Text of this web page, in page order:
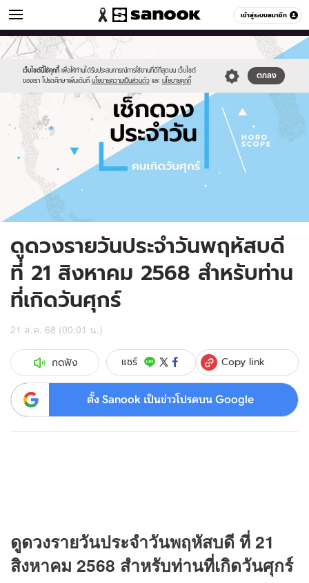
เข้าสู่ระบบสมาชิก
ดูดวง หมวดอื่นๆ
เว็บไซต์นี้ใช้คุกกี้ เพื่อให้ท่านได้รับประสบการณ์การใช้งานที่ดีที่สุดบน เว็บไซต์
ของเรา โปรดศึกษาเพิ่มเติมที่ นโยบายความเป็นส่วนตัว และ นโยบายคุกกี้
ตกลง
Sanook
//s.isanook.com/sr/0/images/logo-
new-
sanook.png
600
60
//s.isanook.com/ho/0/ud/fxd/day/daily-
horoscope-
friday.jpg
ดูดวงรายวันประจำวันพฤหัสบดี
ที่ 21 สิงหาคม 2568 สำหรับท่าน
ที่เกิดวันศุกร์
21 ส.ค. 68 (00:01 น.)
กดฟัง แชร์ Copy link
ตั้ง Sanook เป็นข่าวโปรดบน Google
ดูดวงรายวันประจำวันพฤหัสบดี ที่ 21
สิงหาคม 2568 สำหรับท่านที่เกิดวันศุกร์